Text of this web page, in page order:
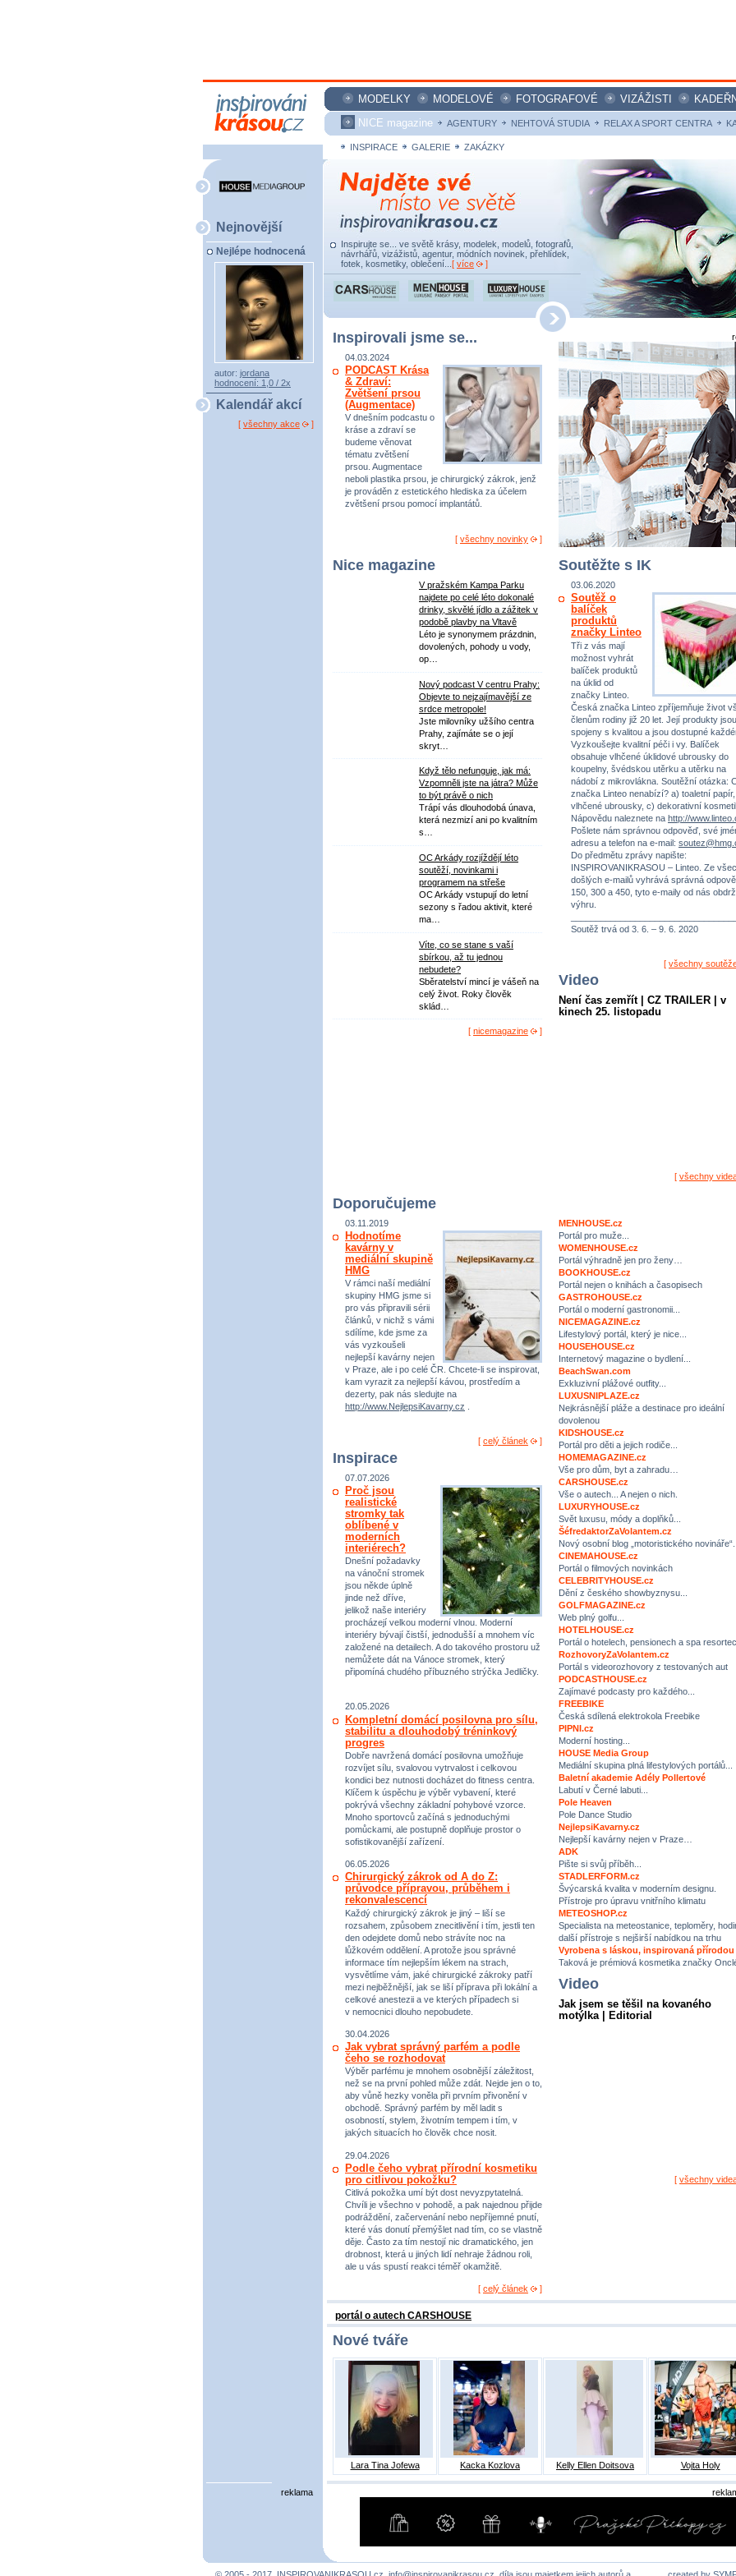
MODELKY MODELOVÉ FOTOGRAFOVÉ VIZÁŽISTI
NICE magazine
AGENTURY NEHTOVÁ STUDIA RELAX A SPORT CENTRA
INSPIRACE GALERIE ZAKÁZKY
Nejnovější
Nejlépe hodnocená
autor: jordana
hodnocení: 1,0 / 2x
Kalendář akcí
[ všechny akce ]
Inspirujte se... ve světě krásy, modelek, modelů, fotografů,
návrhářů, vizážistů, agentur, módních novinek, přehlídek,
fotek, kosmetiky, oblečení... [ více ]
Inspirovali jsme se...
04.03.2024
PODCAST Krása
& Zdraví:
Zvětšení prsou
(Augmentace)
V dnešním podcastu o
kráse a zdraví se
budeme věnovat
tématu zvětšení
prsou. Augmentace
neboli plastika prsou, je chirurgický zákrok, jenž
je prováděn z estetického hlediska za účelem
zvětšení prsou pomocí implantátů.
[ všechny novinky ]
Nice magazine
V pražském Kampa Parku
najdete po celé léto dokonalé
drinky, skvělé jídlo a zážitek v
podobě plavby na Vltavě
Léto je synonymem prázdnin,
dovolených, pohody u vody,
op…
Nový podcast V centru Prahy:
Objevte to nejzajímavější ze
srdce metropole!
Jste milovníky užšího centra
Prahy, zajímáte se o její
skryt…
Když tělo nefunguje, jak má:
Vzpomněli jste na játra? Může
to být právě o nich
Trápí vás dlouhodobá únava,
která nezmizí ani po kvalitním
s…
OC Arkády rozjíždějí léto
soutěží, novinkami i
programem na střeše
OC Arkády vstupují do letní
sezony s řadou aktivit, které
ma…
Víte, co se stane s vaší
sbírkou, až tu jednou
nebudete?
Sběratelství mincí je vášeň na
celý život. Roky člověk
sklád…
[ nicemagazine ]
Soutěžte s IK
03.06.2020
Soutěž o
balíček
produktů
značky Linteo
Tři z vás mají
možnost vyhrát
balíček produktů
na úklid od
značky Linteo.
Česká značka Linteo zpříjemňuje život
členům rodiny již 20 let. Její produkty jsou
spojeny s kvalitou a jsou dostupné
Vyzkoušejte kvalitní péči i vy. Balíček
obsahuje vlhčené úklidové ubrousky do
koupelny, švédskou utěrku a utěrku na
nádobí z mikrovlákna. Soutěžní otázka:
značka Linteo nenabízí? a) toaletní
vlhčené ubrousky, c) dekorativní
Nápovědu naleznete na http://
Pošlete nám správnou odpověď, své
adresu a telefon na e-mail:
Do předmětu zprávy napište:
INSPIROVANIKRASOU – Linteo. Ze
došlých e-mailů vyhrává správná
150, 300 a 450, tyto e-maily od nás
výhru.
Soutěž trvá od 3. 6. – 9. 6. 2020
[ všechny
Video
Není čas zemřít | CZ TRAILER | v
kinech 25. listopadu
[ všechny
Doporučujeme
03.11.2019
Hodnotíme
kavárny v
mediální skupině
HMG
V rámci naší mediální
skupiny HMG jsme si
pro vás připravili sérii
článků, v nichž s vámi
sdílíme, kde jsme za
vás vyzkoušeli
nejlepší kavárny nejen
v Praze, ale i po celé ČR. Chcete-li se inspirovat,
kam vyrazit za nejlepší kávou, prostředím a
dezerty, pak nás sledujte na
http://www.NejlepsiKavarny.cz
[ celý článek ]
Inspirace
07.07.2026
Proč jsou
realistické
stromky tak
oblíbené v
moderních
interiérech?
Dnešní požadavky
na vánoční stromek
jsou někde úplně
jinde než dříve,
jelikož naše interiéry
procházejí velkou moderní vlnou. Moderní
interiéry bývají čistší, jednodušší a mnohem víc
založené na detailech. A do takového prostoru už
nemůžete dát na Vánoce stromek, který
připomíná chudého příbuzného strýčka Jedličky.
20.05.2026
Kompletní domácí posilovna pro sílu,
stabilitu a dlouhodobý tréninkový
progres
Dobře navržená domácí posilovna umožňuje
rozvíjet sílu, svalovou vytrvalost i celkovou
kondici bez nutnosti docházet do fitness centra.
Klíčem k úspěchu je výběr vybavení, které
pokrývá všechny základní pohybové vzorce.
Mnoho sportovců začíná s jednoduchými
pomůckami, ale postupně doplňuje prostor o
sofistikovanější zařízení.
06.05.2026
Chirurgický zákrok od A do Z:
průvodce přípravou, průběhem i
rekonvalescencí
Každý chirurgický zákrok je jiný – liší se
rozsahem, způsobem znecitlivění i tím, jestli ten
den odejdete domů nebo strávíte noc na
lůžkovém oddělení. A protože jsou správné
informace tím nejlepším lékem na strach,
vysvětlíme vám, jaké chirurgické zákroky patří
mezi nejběžnější, jak se liší příprava při lokální a
celkové anestezii a ve kterých případech si
v nemocnici dlouho nepobudete.
30.04.2026
Jak vybrat správný parfém a podle
čeho se rozhodovat
Výběr parfému je mnohem osobnější záležitost,
než se na první pohled může zdát. Nejde jen o to,
aby vůně hezky voněla při prvním přivonění v
obchodě. Správný parfém by měl ladit s
osobností, stylem, životním tempem i tím, v
jakých situacích ho člověk chce nosit.
29.04.2026
Podle čeho vybrat přírodní kosmetiku
pro citlivou pokožku?
Citlivá pokožka umí být dost nevyzpytatelná.
Chvíli je všechno v pohodě, a pak najednou přijde
podráždění, začervenání nebo nepříjemné pnutí,
které vás donutí přemýšlet nad tím, co se vlastně
děje. Často za tím nestojí nic dramatického, jen
drobnost, která u jiných lidí nehraje žádnou roli,
ale u vás spustí reakci téměř okamžitě.
[ celý článek ]
MENHOUSE.cz
Portál pro muže...
WOMENHOUSE.cz
Portál výhradně jen pro ženy…
BOOKHOUSE.cz
Portál nejen o knihách a časopisech
GASTROHOUSE.cz
Portál o moderní gastronomii...
NICEMAGAZINE.cz
Lifestylový portál, který je nice...
HOUSEHOUSE.cz
Internetový magazine o bydlení...
BeachSwan.com
Exkluzivní plážové outfity...
LUXUSNIPLAZE.cz
Nejkrásnější pláže a destinace pro ideální
dovolenou
KIDSHOUSE.cz
Portál pro děti a jejich rodiče...
HOMEMAGAZINE.cz
Vše pro dům, byt a zahradu…
CARSHOUSE.cz
Vše o autech... A nejen o nich.
LUXURYHOUSE.cz
Svět luxusu, módy a doplňků...
ŠéfredaktorZaVolantem.cz
Nový osobní blog „motoristického novináře“.
CINEMAHOUSE.cz
Portál o filmových novinkách
CELEBRITYHOUSE.cz
Dění z českého showbyznysu...
GOLFMAGAZINE.cz
Web plný golfu...
HOTELHOUSE.cz
Portál o hotelech, pensionech a spa
RozhovoryZaVolantem.cz
Portál s videorozhovory z testovaných aut
PODCASTHOUSE.cz
Zajímavé podcasty pro každého...
FREEBIKE
Česká sdílená elektrokola Freebike
PIPNI.cz
Moderní hosting...
HOUSE Media Group
Mediální skupina plná lifestylových portálů...
Baletní akademie Adély Pollertové
Labutí v Černé labuti...
Pole Heaven
Pole Dance Studio
NejlepsiKavarny.cz
Nejlepší kavárny nejen v Praze…
ADK
Pište si svůj příběh...
STADLERFORM.cz
Švýcarská kvalita v moderním designu.
Přístroje pro úpravu vnitřního klimatu
METEOSHOP.cz
Specialista na meteostanice, teploměry,
další přístroje s nejširší nabídkou na trhu
Vyrobena s láskou, inspirovaná přírodou
Taková je prémiová kosmetika značky
Video
Jak jsem se těšil na kovaného
motýlka | Editorial
[ všechny
portál o autech CARSHOUSE
Nové tváře
Lara Tina Jofewa Kacka Kozlova Kelly Ellen Doitsova Vojta Holy
reklama